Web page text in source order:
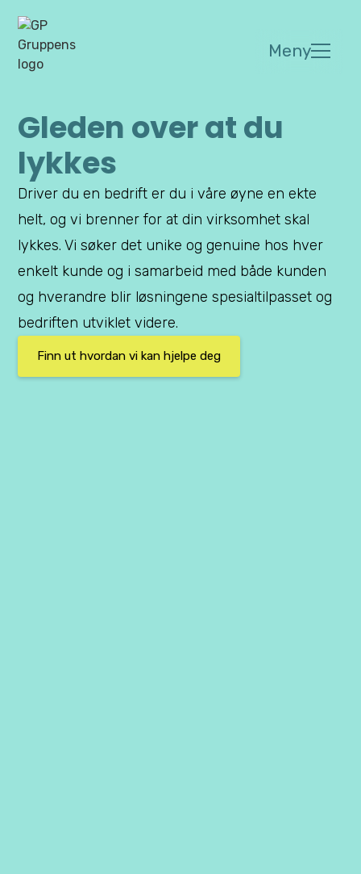
Meny
Gleden over at du
lykkes
Driver du en bedrift er du i våre øyne en ekte
helt, og vi brenner for at din virksomhet skal
lykkes. Vi søker det unike og genuine hos hver
enkelt kunde og i samarbeid med både kunden
og hverandre blir løsningene spesialtilpasset og
bedriften utviklet videre.
Finn ut hvordan vi kan hjelpe deg